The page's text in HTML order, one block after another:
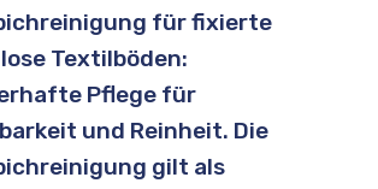
für fixierte
Textilböden:
Pflege für
und Reinheit. Die
gilt als